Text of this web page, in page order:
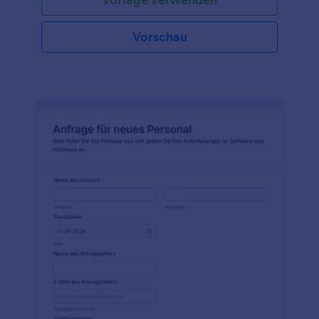
Vorgesetzten gehört wird.
Vorschau